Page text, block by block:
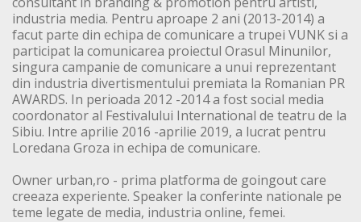
industria media. Pentru aproape 2 ani (2013-2014) a
facut parte din echipa de comunicare a trupei VUNK si a
participat la comunicarea proiectul Orasul Minunilor,
singura campanie de comunicare a unui reprezentant
din industria divertismentului premiata la Romanian PR
AWARDS. In perioada 2012 -2014 a fost social media
coordonator al Festivalului International de teatru de la
Sibiu. Intre aprilie 2016 -aprilie 2019, a lucrat pentru
Loredana Groza in echipa de comunicare.
Owner urban,ro - prima platforma de goingout care
creeaza experiente. Speaker la conferinte nationale pe
teme legate de media, industria online, femei.